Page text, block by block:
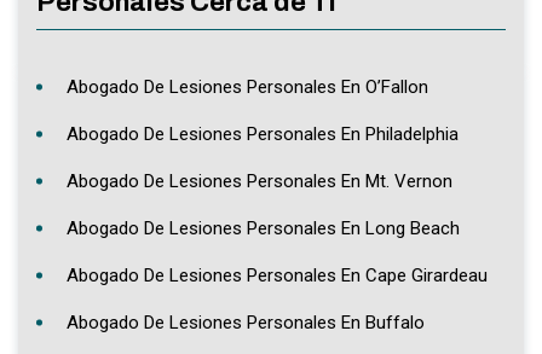
Abogado De Lesiones Personales En O’Fallon
Abogado De Lesiones Personales En Philadelphia
Abogado De Lesiones Personales En Mt. Vernon
Abogado De Lesiones Personales En Long Beach
Abogado De Lesiones Personales En Cape Girardeau
Abogado De Lesiones Personales En Buffalo